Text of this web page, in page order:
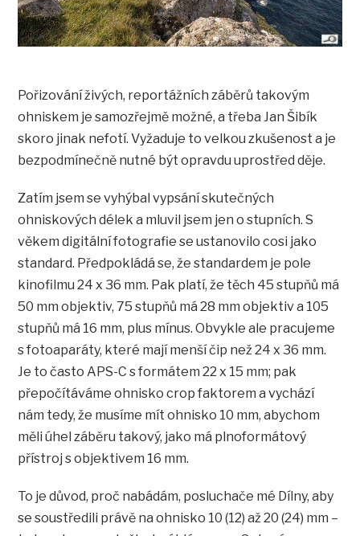
Pořizování živých, reportážních záběrů takovým
ohniskem je samozřejmě možné, a třeba Jan Šibík
skoro jinak nefotí. Vyžaduje to velkou zkušenost a je
bezpodmínečně nutné být opravdu uprostřed děje.
Zatím jsem se vyhýbal vypsání skutečných
ohniskových délek a mluvil jsem jen o stupních. S
věkem digitální fotografie se ustanovilo cosi jako
standard. Předpokládá se, že standardem je pole
kinofilmu 24 x 36 mm. Pak platí, že těch 45 stupňů má
50 mm objektiv, 75 stupňů má 28 mm objektiv a 105
stupňů má 16 mm, plus mínus. Obvykle ale pracujeme
s fotoaparáty, které mají menší čip než 24 x 36 mm.
Je to často APS-C s formátem 22 x 15 mm; pak
přepočítáváme ohnisko crop faktorem a vychází
nám tedy, že musíme mít ohnisko 10 mm, abychom
měli úhel záběru takový, jako má plnoformátový
přístroj s objektivem 16 mm.
To je důvod, proč nabádám, posluchače mé Dílny, aby
se soustředili právě na ohnisko 10 (12) až 20 (24) mm –